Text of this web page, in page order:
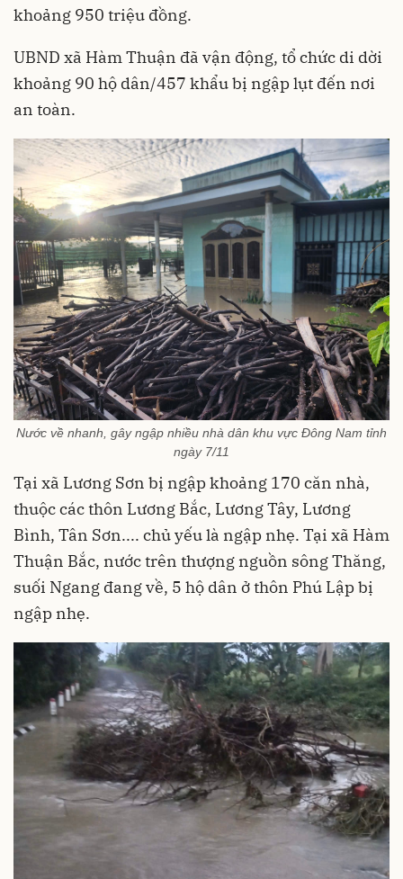
khoảng 950 triệu đồng.
UBND xã Hàm Thuận đã vận động, tổ chức di dời
khoảng 90 hộ dân/457 khẩu bị ngập lụt đến nơi
an toàn.
Nước về nhanh, gây ngập nhiều nhà dân khu vực Đông Nam tỉnh
ngày 7/11
Tại xã Lương Sơn bị ngập khoảng 170 căn nhà,
thuộc các thôn Lương Bắc, Lương Tây, Lương
Bình, Tân Sơn.... chủ yếu là ngập nhẹ. Tại xã Hàm
Thuận Bắc, nước trên thượng nguồn sông Thăng,
suối Ngang đang về, 5 hộ dân ở thôn Phú Lập bị
ngập nhẹ.